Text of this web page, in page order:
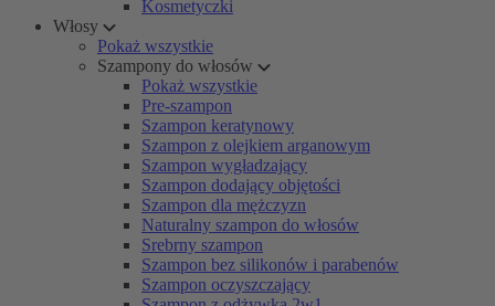
Kosmetyczki
Włosy
Pokaż wszystkie
Szampony do włosów
Pokaż wszystkie
Pre-szampon
Szampon keratynowy
Szampon z olejkiem arganowym
Szampon wygładzający
Szampon dodający objętości
Szampon dla mężczyzn
Naturalny szampon do włosów
Srebrny szampon
Szampon bez silikonów i parabenów
Szampon oczyszczający